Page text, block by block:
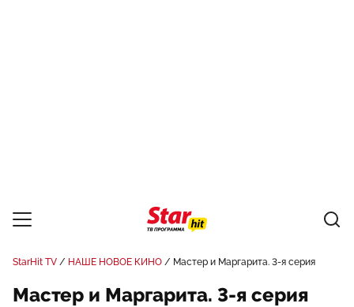
StarHit TV НАШЕ НОВОЕ КИНО Мастер и Маргарита. 3-я серия
Мастер и Маргарита. 3-я серия